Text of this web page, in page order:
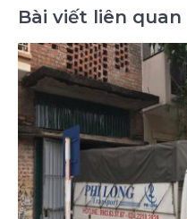
Bài viết liên quan